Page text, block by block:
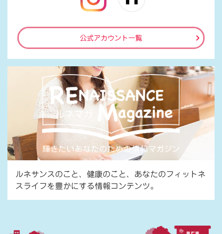
公式アカウント一覧
ルネサンスのこと、健康のこと、あなたのフィットネ
スライフを豊かにする情報コンテンツ。